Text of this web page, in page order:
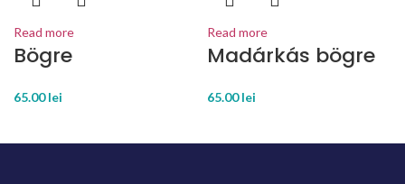
Read more
Bögre
65.00lei
Read more
Madárkás bögre
65.00lei